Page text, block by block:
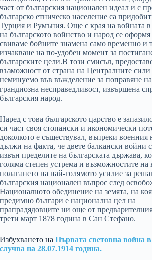
част от българския национален идеал и с
българско етническо население са
Турция и Румъния. Още с края на войната в
на българското войнство и народ се оформя
свиваме бойните знамена само временно и
изчакване на по-удобен момент за
българските цели.В този смисъл,
възможност от страна на Централните
неминуемо във въжделение за поправяне
грандиозна несправедливост, извършена
българския народ.
Наред с това българското царство е
си част своя стопански и икономически
доколкото е съществувал, въпреки военния
дължи на факта, че двете балкански войни
извън пределите на българската държава,
голяма степен устрема и възможностите на
полагането на най-голямото усилие за
българския национален въпрос след
Националното обединение на земята, на
предимно българи е национална цел на
прапрадядовците ни още от
трети март 1878 година в Сан Стефано.
Избухването на Първата световна война
случва на 28.07.1914 година.